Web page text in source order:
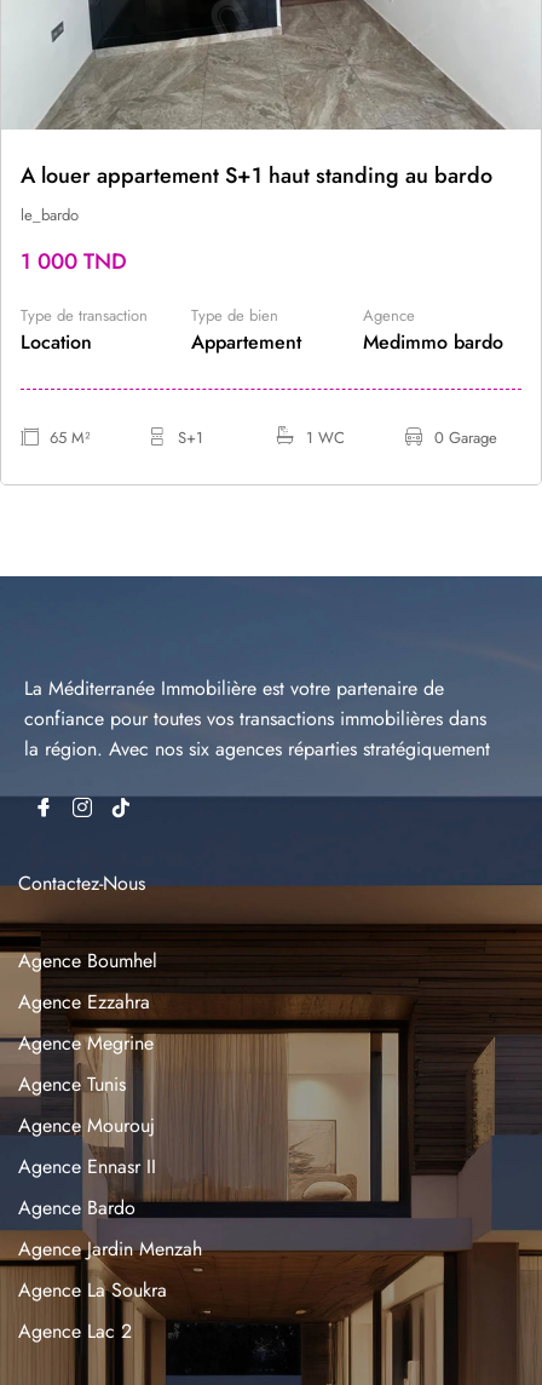
A louer appartement S+1 haut standing au bardo
le_bardo
1 000 TND
Type de transaction
Location
Type de bien
Appartement
Agence
Medimmo bardo
65 M² S+1 1 WC 0 Garage
La Méditerranée Immobilière est votre partenaire de
confiance pour toutes vos transactions immobilières dans
la région. Avec nos six agences réparties stratégiquement
Contactez-Nous
Agence Boumhel
Agence Ezzahra
Agence Megrine
Agence Tunis
Agence Mourouj
Agence Ennasr II
Agence Bardo
Agence Jardin Menzah
Agence La Soukra
Agence Lac 2